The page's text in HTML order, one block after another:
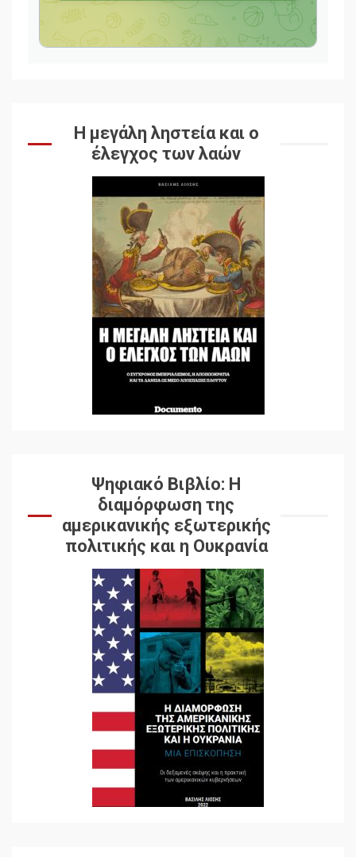
Η μεγάλη ληστεία και ο
έλεγχος των λαών
Ψηφιακό Βιβλίο: Η
διαμόρφωση της
αμερικανικής εξωτερικής
πολιτικής και η Ουκρανία